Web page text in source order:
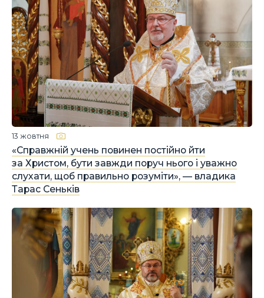
«Справжній учень повинен постійно йти
за Христом, бути завжди поруч нього і уважно
слухати, щоб правильно розуміти», — владика
Тарас Сеньків
13 жовтня